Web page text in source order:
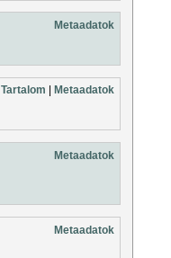
Metaadatok
Tartalom Metaadatok
Metaadatok
Metaadatok